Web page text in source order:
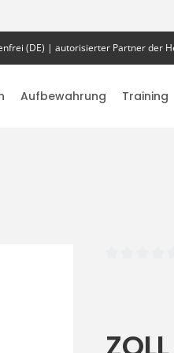
(DE) | autorisierter Partner der
Aufbewahrung Training